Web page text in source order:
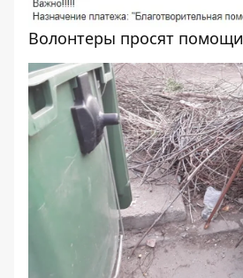
Волонтеры просят помощи